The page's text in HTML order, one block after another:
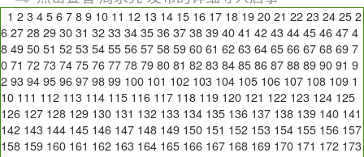
1 2 3 4 5 6 7 8 9 10 11 12 13 14 15 16 17 18 19 20 21 22 23 24 25 2
6 27 28 29 30 31 32 33 34 35 36 37 38 39 40 41 42 43 44 45 46 47 4
8 49 50 51 52 53 54 55 56 57 58 59 60 61 62 63 64 65 66 67 68 69 7
0 71 72 73 74 75 76 77 78 79 80 81 82 83 84 85 86 87 88 89 90 91 9
2 93 94 95 96 97 98 99 100 101 102 103 104 105 106 107 108 109 1
10 111 112 113 114 115 116 117 118 119 120 121 122 123 124 125
126 127 128 129 130 131 132 133 134 135 136 137 138 139 140 141
142 143 144 145 146 147 148 149 150 151 152 153 154 155 156 157
158 159 160 161 162 163 164 165 166 167 168 169 170 171 172 173